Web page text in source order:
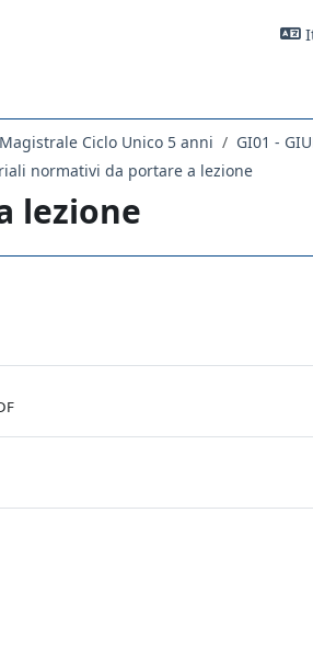
Ciclo Unico 5 anni
GI01 -
normativi da portare a lezione
lezione